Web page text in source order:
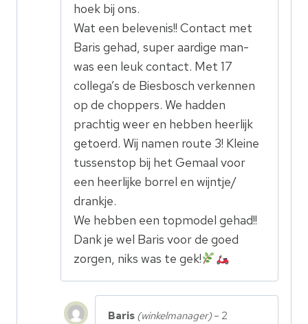
hoek bij ons.
Wat een belevenis!! Contact met
Baris gehad, super aardige man-
was een leuk contact. Met 17
collega’s de Biesbosch verkennen
op de choppers. We hadden
prachtig weer en hebben heerlijk
getoerd. Wij namen route 3! Kleine
tussenstop bij het Gemaal voor
een heerlijke borrel en wijntje/
drankje.
We hebben een topmodel gehad!!
Dank je wel Baris voor de goed
zorgen, niks was te gek!
Baris (winkelmanager) – 2